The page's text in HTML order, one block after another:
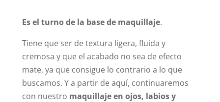
Es el turno de la base de maquillaje.
Tiene que ser de textura ligera, fluida y
cremosa y que el acabado no sea de efecto
mate, ya que consigue lo contrario a lo que
buscamos. Y a partir de aquí, continuaremos
con nuestro maquillaje en ojos, labios y